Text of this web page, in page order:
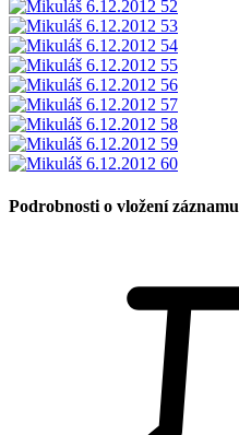
Podrobnosti o vložení záznamu